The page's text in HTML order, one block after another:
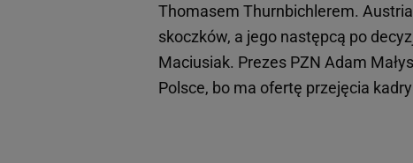
Thomasem Thurnbichlerem.
skoczków, a jego następcą po
Maciusiak. Prezes PZN Adam
Polsce, bo ma ofertę przejęcia